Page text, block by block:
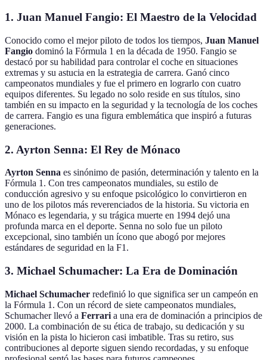
1. Juan Manuel Fangio: El Maestro de la Velocidad
Conocido como el mejor piloto de todos los tiempos, Juan Manuel
Fangio dominó la Fórmula 1 en la década de 1950. Fangio se
destacó por su habilidad para controlar el coche en situaciones
extremas y su astucia en la estrategia de carrera. Ganó cinco
campeonatos mundiales y fue el primero en lograrlo con cuatro
equipos diferentes. Su legado no solo reside en sus títulos, sino
también en su impacto en la seguridad y la tecnología de los coches
de carrera. Fangio es una figura emblemática que inspiró a futuras
generaciones.
2. Ayrton Senna: El Rey de Mónaco
Ayrton Senna es sinónimo de pasión, determinación y talento en la
Fórmula 1. Con tres campeonatos mundiales, su estilo de
conducción agresivo y su enfoque psicológico lo convirtieron en
uno de los pilotos más reverenciados de la historia. Su victoria en
Mónaco es legendaria, y su trágica muerte en 1994 dejó una
profunda marca en el deporte. Senna no solo fue un piloto
excepcional, sino también un ícono que abogó por mejores
estándares de seguridad en la F1.
3. Michael Schumacher: La Era de Dominación
Michael Schumacher redefinió lo que significa ser un campeón en
la Fórmula 1. Con un récord de siete campeonatos mundiales,
Schumacher llevó a Ferrari a una era de dominación a principios de
2000. La combinación de su ética de trabajo, su dedicación y su
visión en la pista lo hicieron casi imbatible. Tras su retiro, sus
contribuciones al deporte siguen siendo recordadas, y su enfoque